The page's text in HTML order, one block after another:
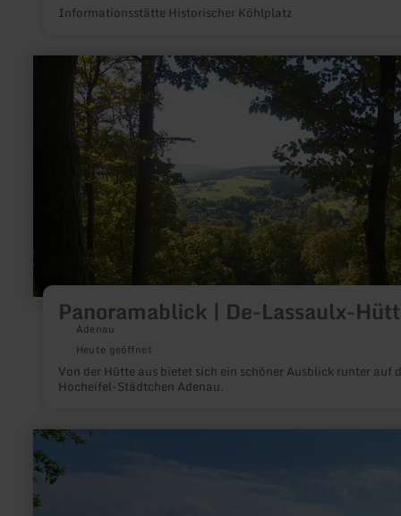
Informationsstätte Historischer Köhlplatz
Panoramablick | De-Lassaulx-
Adenau
Heute geöffnet
Von der Hütte aus bietet sich ein schöner Ausblick runter auf
Hocheifel-Städtchen Adenau.
erfahren
Panoramablick
Lassaulx-
mehr
erfahren
zu:
Panoramablick
|
Eifelleiter-